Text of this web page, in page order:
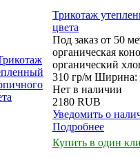
Трикотаж
цвета
Под заказ от 50
органическая
органический
310 гр/м Ширина:
Нет в наличии
2180 RUB
Уведомить о
Подробнее
Купить в один